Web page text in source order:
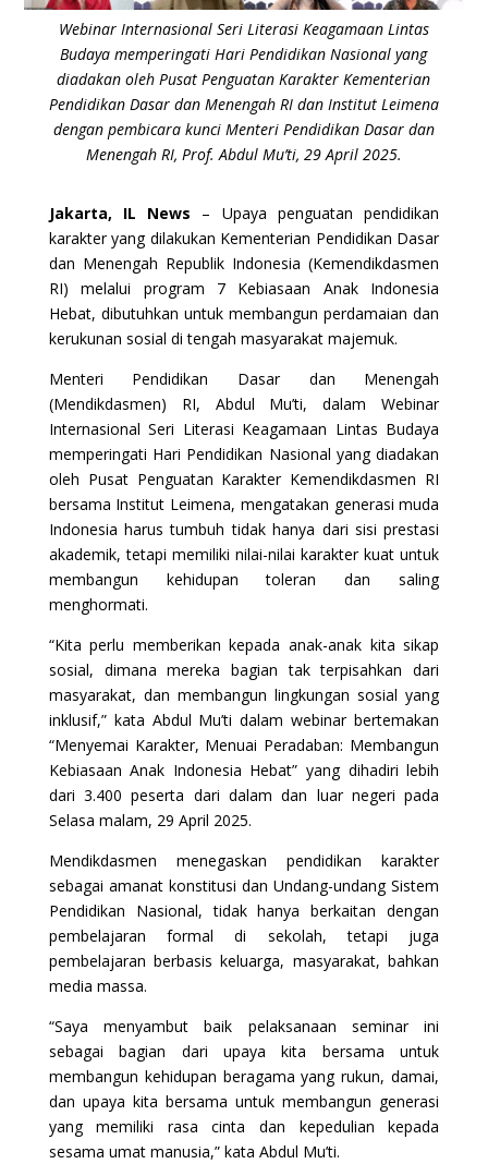
Webinar Internasional Seri Literasi Keagamaan Lintas
Budaya memperingati Hari Pendidikan Nasional yang
diadakan oleh Pusat Penguatan Karakter Kementerian
Pendidikan Dasar dan Menengah RI dan Institut Leimena
dengan pembicara kunci Menteri Pendidikan Dasar dan
Menengah RI, Prof. Abdul Mu’ti, 29 April 2025.
Jakarta, IL News – Upaya penguatan pendidikan
karakter yang dilakukan Kementerian Pendidikan Dasar
dan Menengah Republik Indonesia (Kemendikdasmen
RI) melalui program 7 Kebiasaan Anak Indonesia
Hebat, dibutuhkan untuk membangun perdamaian dan
kerukunan sosial di tengah masyarakat majemuk.
Menteri Pendidikan Dasar dan Menengah
(Mendikdasmen) RI, Abdul Mu’ti, dalam Webinar
Internasional Seri Literasi Keagamaan Lintas Budaya
memperingati Hari Pendidikan Nasional yang diadakan
oleh Pusat Penguatan Karakter Kemendikdasmen RI
bersama Institut Leimena, mengatakan generasi muda
Indonesia harus tumbuh tidak hanya dari sisi prestasi
akademik, tetapi memiliki nilai-nilai karakter kuat untuk
membangun kehidupan toleran dan saling
menghormati.
“Kita perlu memberikan kepada anak-anak kita sikap
sosial, dimana mereka bagian tak terpisahkan dari
masyarakat, dan membangun lingkungan sosial yang
inklusif,” kata Abdul Mu’ti dalam webinar bertemakan
“Menyemai Karakter, Menuai Peradaban: Membangun
Kebiasaan Anak Indonesia Hebat” yang dihadiri lebih
dari 3.400 peserta dari dalam dan luar negeri pada
Selasa malam, 29 April 2025.
Mendikdasmen menegaskan pendidikan karakter
sebagai amanat konstitusi dan Undang-undang Sistem
Pendidikan Nasional, tidak hanya berkaitan dengan
pembelajaran formal di sekolah, tetapi juga
pembelajaran berbasis keluarga, masyarakat, bahkan
media massa.
“Saya menyambut baik pelaksanaan seminar ini
sebagai bagian dari upaya kita bersama untuk
membangun kehidupan beragama yang rukun, damai,
dan upaya kita bersama untuk membangun generasi
yang memiliki rasa cinta dan kepedulian kepada
sesama umat manusia,” kata Abdul Mu’ti.